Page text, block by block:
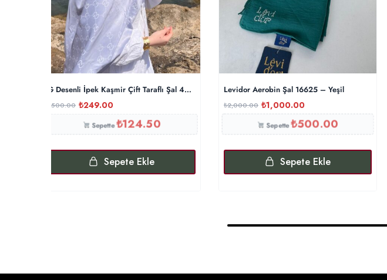
G Desenli İpek Kaşmir Çift Taraflı Şal 440344- Gümüş Gri
500.00 ₺249.00
Sepette₺124.50
Sepete Ekle
Levidor Aerobin Şal 16625 – Yeşil
₺2,000.00 ₺1,000.00
Sepette₺500.00
Sepete Ekle